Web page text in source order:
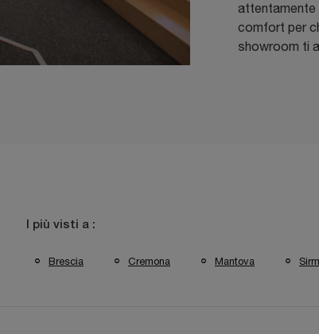
attentamente
comfort per
showroom ti
I più visti a :
Brescia Cremona Mantova